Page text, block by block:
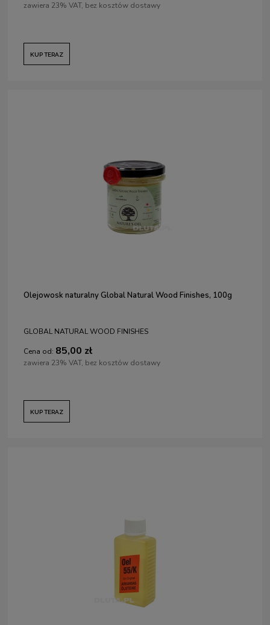
zawiera 23% VAT, bez kosztów dostawy
KUP TERAZ
Olejowosk naturalny Global Natural Wood Finishes, 100g
GLOBAL NATURAL WOOD FINISHES
Cena od: 85,00 zł
zawiera 23% VAT, bez kosztów dostawy
KUP TERAZ